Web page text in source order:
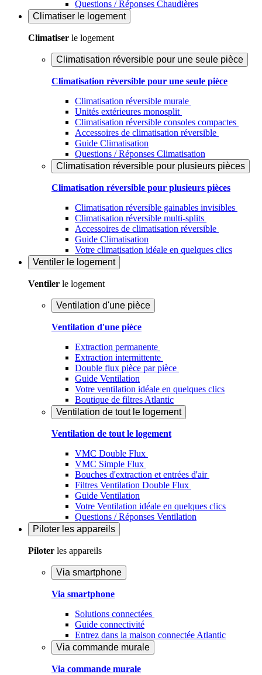
Questions / Réponses Chaudières
Climatiser le logement
Climatiser le logement
Climatisation réversible pour une seule pièce
Climatisation réversible pour une seule pièce
Climatisation réversible murale
Unités extérieures monosplit
Climatisation réversible consoles compactes
Accessoires de climatisation réversible
Guide Climatisation
Questions / Réponses Climatisation
Climatisation réversible pour plusieurs pièces
Climatisation réversible pour plusieurs pièces
Climatisation réversible gainables invisibles
Climatisation réversible multi-splits
Accessoires de climatisation réversible
Guide Climatisation
Votre climatisation idéale en quelques clics
Ventiler le logement
Ventiler le logement
Ventilation d'une pièce
Ventilation d'une pièce
Extraction permanente
Extraction intermittente
Double flux pièce par pièce
Guide Ventilation
Votre ventilation idéale en quelques clics
Boutique de filtres Atlantic
Ventilation de tout le logement
Ventilation de tout le logement
VMC Double Flux
VMC Simple Flux
Bouches d'extraction et entrées d'air
Filtres Ventilation Double Flux
Guide Ventilation
Votre Ventilation idéale en quelques clics
Questions / Réponses Ventilation
Piloter les appareils
Piloter les appareils
Via smartphone
Via smartphone
Solutions connectées
Guide connectivité
Entrez dans la maison connectée Atlantic
Via commande murale
Via commande murale